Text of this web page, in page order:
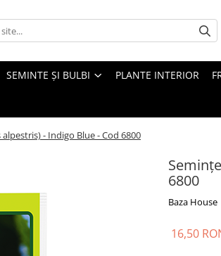
SEMINTE ȘI BULBI PLANTE INTERIOR
- Indigo Blue - Cod 6800
6800
Baza House
16,50